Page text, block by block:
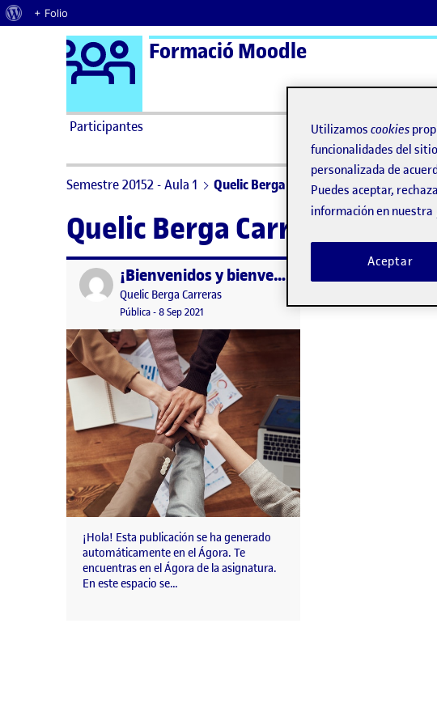
Acerca de WordPress
+ Folio
Saltar al contenido Logo Ágora
Formació Moodle
Participantes
Semestre 20152 - Aula 1 Quelic Berga Carreras
Quelic Berga Carreras
Publicado por ¡Bienvenidos y bienvenidas!
Publicado por
Quelic Berga Carreras
Visibilidad:
Pública-Fecha de publicación
8 Sep 2021 9 septiembre, 2021 2:49 pm
¡Hola! Esta publicación se ha generado
automáticamente en el Ágora. Te
encuentras en el Ágora de la asignatura.
En este espacio se…
Utilizamos cookies
funcionalidades del
personalizada de
Puedes aceptar,
información en nuestra
Aceptar